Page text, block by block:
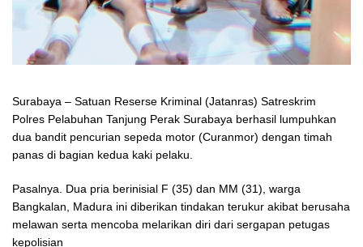
Surabaya – Satuan Reserse Kriminal (Jatanras) Satreskrim
Polres Pelabuhan Tanjung Perak Surabaya berhasil lumpuhkan
dua bandit pencurian sepeda motor (Curanmor) dengan timah
panas di bagian kedua kaki pelaku.
Pasalnya. Dua pria berinisial F (35) dan MM (31), warga
Bangkalan, Madura ini diberikan tindakan terukur akibat berusaha
melawan serta mencoba melarikan diri dari sergapan petugas
kepolisian